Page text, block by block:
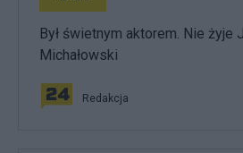
Był świetnym aktorem. Nie żyje
Michałowski
Redakcja